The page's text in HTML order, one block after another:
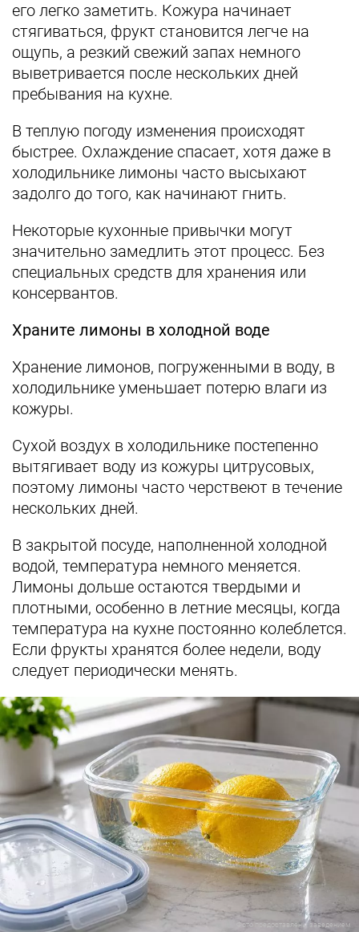
его легко заметить. Кожура начинает
стягиваться, фрукт становится легче на
ощупь, а резкий свежий запах немного
выветривается после нескольких дней
пребывания на кухне.
В теплую погоду изменения происходят
быстрее. Охлаждение спасает, хотя даже в
холодильнике лимоны часто высыхают
задолго до того, как начинают гнить.
Некоторые кухонные привычки могут
значительно замедлить этот процесс. Без
специальных средств для хранения или
консервантов.
Храните лимоны в холодной воде
Хранение лимонов, погруженными в воду, в
холодильнике уменьшает потерю влаги из
кожуры.
Сухой воздух в холодильнике постепенно
вытягивает воду из кожуры цитрусовых,
поэтому лимоны часто черствеют в течение
нескольких дней.
В закрытой посуде, наполненной холодной
водой, температура немного меняется.
Лимоны дольше остаются твердыми и
плотными, особенно в летние месяцы, когда
температура на кухне постоянно колеблется.
Если фрукты хранятся более недели, воду
следует периодически менять.
Фото предоставлены заведением